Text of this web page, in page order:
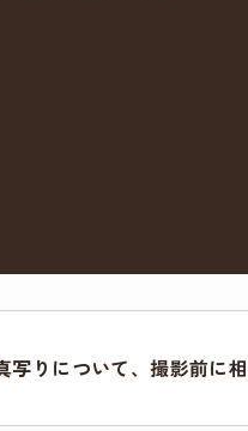
写りについて、撮影前に相